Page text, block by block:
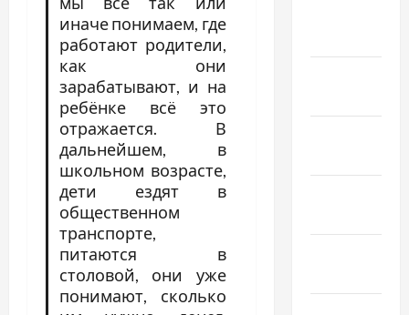
иначе понимаем, где
работают родители,
как они
зарабатывают, и на
ребёнке всё это
отражается. В
дальнейшем, в
школьном возрасте,
дети ездят в
общественном
транспорте,
питаются в
столовой, они уже
понимают, сколько